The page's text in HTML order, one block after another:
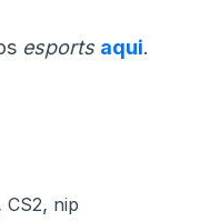
esports aqui.
CS2, nip